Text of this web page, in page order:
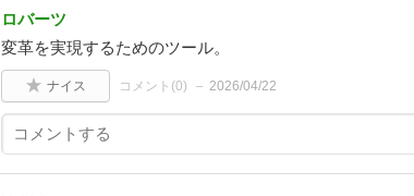
ロバーツ
変革を実現するためのツール。
ナイス コメント(0) 2026/04/22